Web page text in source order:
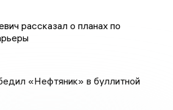
рассказал о планах по
«Нефтяник» в буллитной